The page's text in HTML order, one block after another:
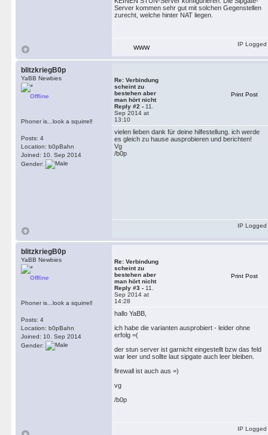
Server kommen sehr gut mit solchen Gegenstellen
zurecht, welche hinter NAT liegen.
WWW
IP Logged
blitzkriegB0p
YaBB Newbies
Offline
Phoner is...look a squirrel!
Posts: 4
Location: b0pBahn
Joined: 10. Sep 2014
Gender:
Re: Verbindung
scheint zu
bestehen aber
man hört nicht
Reply #2 - 11.
Sep 2014 at
13:10
Print Post
vielen lieben dank für deine hilfestellung. ich werde
es gleich zu hause ausprobieren und berichten!
Vg
/b0p
IP Logged
blitzkriegB0p
YaBB Newbies
Offline
Phoner is...look a squirrel!
Posts: 4
Location: b0pBahn
Joined: 10. Sep 2014
Gender:
Re: Verbindung
scheint zu
bestehen aber
man hört nicht
Reply #3 - 11.
Sep 2014 at
14:28
Print Post
hallo YaBB,
ich habe die varianten ausprobiert - leider ohne
erfolg =(
der stun server ist garnicht eingestellt bzw das feld
war leer und sollte laut sipgate auch leer bleiben.
firewall ist auch aus =)
vg
/b0p
IP Logged